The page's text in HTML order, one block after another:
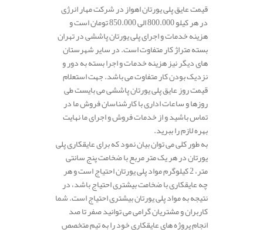
قیمت عایق پلی یورتان اهواز در شرکت مهار انرژی
در هر کیلو 800.000 الی 850.000 تومان است و
هزینه خدمات و اجرای پلی یورتان پاششی در تهران
بسته متراژ کار متفاوت است. در سایر شهرستان
های دیگر نیز هزینه خدمات و اجرا بسته به دور و
نزدیک بودن کار متفاوت می باشد. جهت استعلام
قیمت روز عایق پلی یورتان پاششی می بایست طی
روزها و ساعات اداری با کارشناسان فروش ما در
تماس باشید و از خدمات فروش و اجرای ما نهایت
بهره لازم را ببرید.
به طور کلی می توان بیان نمود که برای عایقکاری پلی
یورتان در هر یک متر مربع با ضخامت پنج سانتی
متر، 2 کیلوگرم مواد پلی یورتان احتیاج است و هر
چه عایقکاری با ضخامت بیشتری احتیاج باشد، در
نتیجه به مواد پلی یورتان بیشتری احتیاج است. شما
کاربران و مشتریان گرامی می توانید صفر تا صد
انجام پروژه های عایقکاری خود را به تیم متخصص